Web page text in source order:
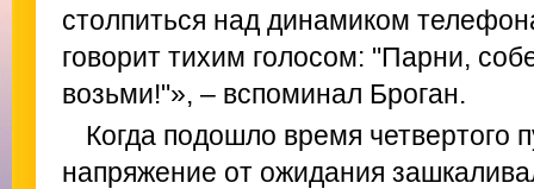
столпиться над динамиком
говорит тихим голосом: "Парни,
возьми!"», – вспоминал Броган.
Когда подошло время четвертого
напряжение от ожидания